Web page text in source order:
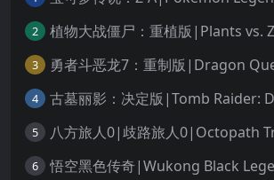
2
3
4
5 八方旅人0|歧路旅人0|Octopath
6 悟空黑色传奇|Wukong Black